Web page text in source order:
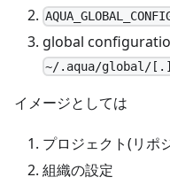
global
~/.aqua/global/
イメージとしては
プロジェクト(リポ
組織の設定